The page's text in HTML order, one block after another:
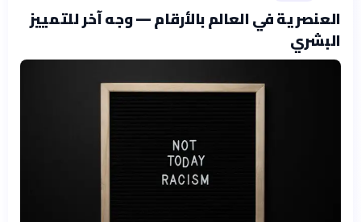
العنصرية في العالم بالأرقام — وجه آخر للتمييز
البشري